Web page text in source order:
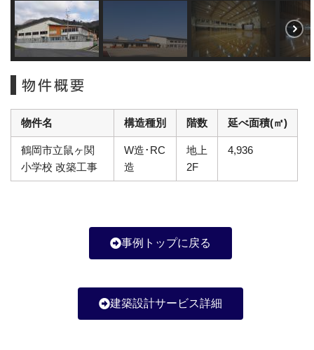
物件概要
物件名 構造種別 階数 延べ面積(㎡)
鶴岡市立鼠ヶ関
小学校 改築工事
W造･RC
造
地上
2F
4,936
事例トップに戻る
建築設計サービス詳細